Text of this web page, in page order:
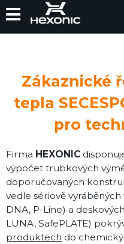
Zákaznické
tepla
pro
Firma HEXONIC
výpočet trubkových
doporučovaných
vedle sériově
DNA, P-Line) a
LUNA, SafePLATE)
produktech do